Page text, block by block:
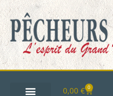
0,00 € 0